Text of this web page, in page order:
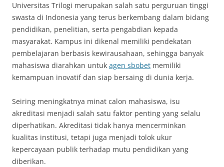
Universitas Trilogi merupakan salah satu perguruan tinggi
swasta di Indonesia yang terus berkembang dalam bidang
pendidikan, penelitian, serta pengabdian kepada
masyarakat. Kampus ini dikenal memiliki pendekatan
pembelajaran berbasis kewirausahaan, sehingga banyak
mahasiswa diarahkan untuk agen sbobet memiliki
kemampuan inovatif dan siap bersaing di dunia kerja.
Seiring meningkatnya minat calon mahasiswa, isu
akreditasi menjadi salah satu faktor penting yang selalu
diperhatikan. Akreditasi tidak hanya mencerminkan
kualitas institusi, tetapi juga menjadi tolok ukur
kepercayaan publik terhadap mutu pendidikan yang
diberikan.